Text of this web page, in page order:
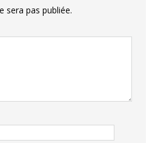
sera pas publiée.